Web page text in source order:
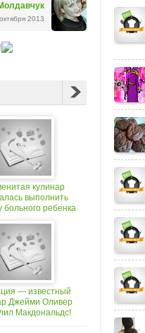
2013
кулинар
выполнить
больного ребенка
— известный
Джейми Оливер
Макдональдс!